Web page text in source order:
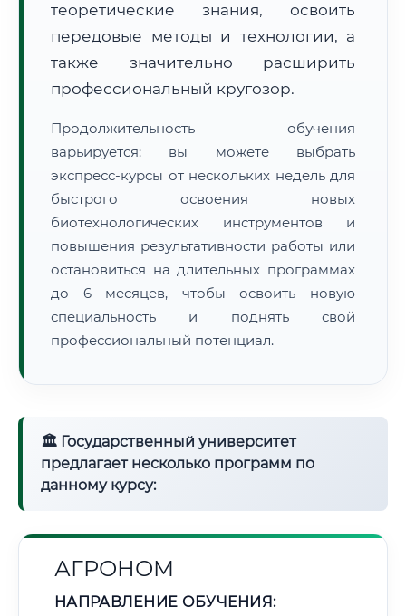
• Маршрут транзита:~2 811 км
📜 Документы и аккредитация ФИС ФРДО
🔍Нажмите на документ для увеличения и просмотра
теоретические знания, освоить
передовые методы и технологии, а
также значительно расширить
профессиональный кругозор.
Продолжительность обучения
варьируется: вы можете выбрать
экспресс-курсы от нескольких недель для
быстрого освоения новых
биотехнологических инструментов и
повышения результативности работы или
остановиться на длительных программах
до 6 месяцев, чтобы освоить новую
специальность и поднять свой
профессиональный потенциал.
🏛 Государственный университет
предлагает несколько программ по
данному курсу:
АГРОНОМ
НАПРАВЛЕНИЕ ОБУЧЕНИЯ: